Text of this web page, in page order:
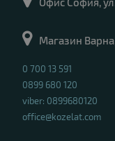
Магазин
0 700 13 591
0899 680 120
viber: 0899680120
office@kozelat.com